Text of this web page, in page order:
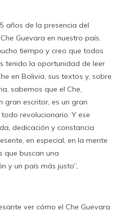
años de la presencia del
Guevara en nuestro país.
tiempo y creo que todos
tenido la oportunidad de leer
en Bolivia, sus textos y, sobre
sabemos que el Che,
gran escritor, es un gran
revolucionario. Y ese
dedicación y constancia
en especial, en la mente
que buscan una
y un país más justo”,
ver cómo el Che Guevara